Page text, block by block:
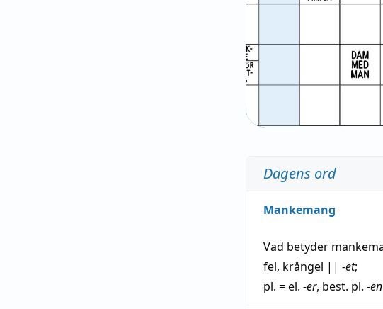
Dagens ord
Mankemang
Vad betyder
fel, krångel || -et;
pl. = el. -er, best. pl. -en